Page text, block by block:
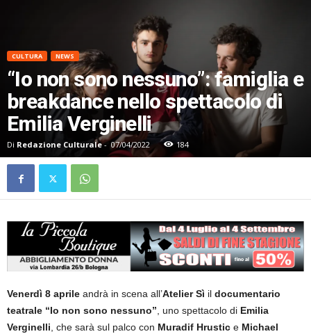
CULTURA NEWS
“Io non sono nessuno”: famiglia e
breakdance nello spettacolo di
Emilia Verginelli
Di Redazione Culturale- 07/04/2022 184
Venerdì 8 aprile andrà in scena all’Atelier Sì il documentario
teatrale “Io non sono nessuno”, uno spettacolo di Emilia
Verginelli, che sarà sul palco con Muradif Hrustic e Michael